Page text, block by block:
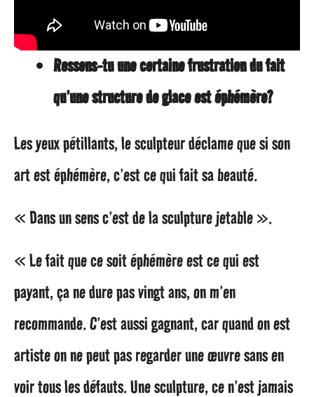
Ressens-tu une certaine frustration du fait
qu’une structure de glace est éphémère?
Les yeux pétillants, le sculpteur déclame que si son
art est éphémère, c’est ce qui fait sa beauté.
« Dans un sens c’est de la sculpture jetable ».
« Le fait que ce soit éphémère est ce qui est
payant, ça ne dure pas vingt ans, on m’en
recommande. C’est aussi gagnant, car quand on est
artiste on ne peut pas regarder une œuvre sans en
voir tous les défauts. Une sculpture, ce n’est jamais